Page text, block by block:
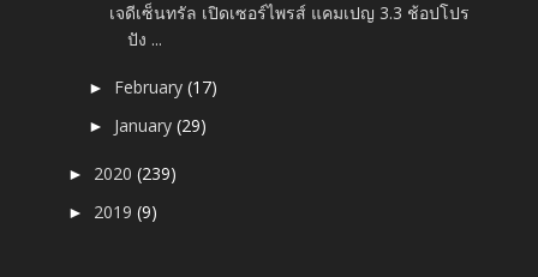
เจดีเซ็นทรัล เปิดเซอร์ไพรส์ แคมเปญ 3.3 ช้อปโปร
ปัง ...
► February(17)
► January(29)
► 2020(239)
► 2019(9)